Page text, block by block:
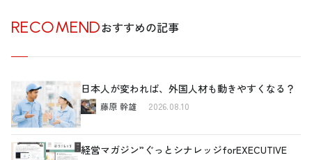
RECOMENDおすすめの記事
日本人が変われば、外国人材も動きやすくなる？
藤原 幹雄 2026.08.10
経営マガジン”ぐっとシナレッジforEXECUTIVE